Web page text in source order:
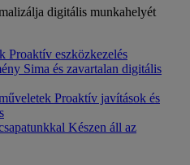
digitális munkahelyét
Proaktív eszközkezelés
Sima és zavartalan digitális
Proaktív javítások és
Készen áll az